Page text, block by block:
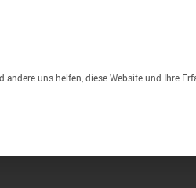
uns helfen, diese Website und Ihre